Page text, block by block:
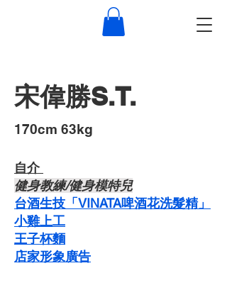
宋偉勝S.T.
​170cm 63kg
自介 ​
​健身教練/健身模特兒
台酒生技「VINATA啤酒花洗髮精」
​小雞上工
​王子杯麵
​店家形象廣告